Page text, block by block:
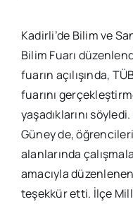
Kadirli’de Bilim ve
Bilim Fuarı
fuarın açılışında,
fuarını
yaşadıklarını
Güney de,
alanlarında
amacıyla
teşekkür etti. İlçe